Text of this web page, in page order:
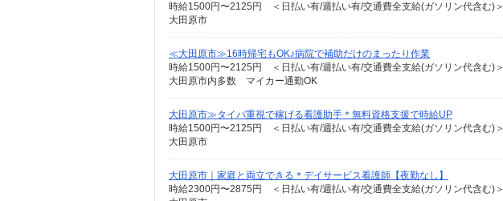
時給1500円〜2125円 ＜日払い有/週払い有/交通費全支給(ガソリン代含む)＞
大田原市
≪大田原市≫16時帰宅もOK♪病院で補助だけのまったり作業
時給1500円〜2125円 ＜日払い有/週払い有/交通費全支給(ガソリン代含む)＞
大田原市内多数 マイカー通勤OK
大田原市≫タイパ重視で稼げる看護助手＊無料資格支援で時給UP
時給1500円〜2125円 ＜日払い有/週払い有/交通費全支給(ガソリン代含む)＞
大田原市
大田原市｜家庭と両立できる＊デイサービス看護師【夜勤なし】
時給2300円〜2875円 ＜日払い有/週払い有/交通費全支給(ガソリン代含む)＞